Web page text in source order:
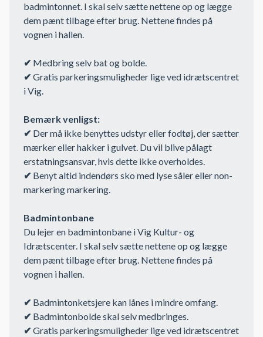
badmintonnet. I skal selv sætte nettene op og lægge
dem pænt tilbage efter brug. Nettene findes på
vognen i hallen.
✔ Medbring selv bat og bolde.
✔ Gratis parkeringsmuligheder lige ved idrætscentret
i Vig.
Bemærk venligst:
✔ Der må ikke benyttes udstyr eller fodtøj, der sætter
mærker eller hakker i gulvet. Du vil blive pålagt
erstatningsansvar, hvis dette ikke overholdes.
✔ Benyt altid indendørs sko med lyse såler eller non-
markering markering.
Badmintonbane
Du lejer en badmintonbane i Vig Kultur- og
Idrætscenter. I skal selv sætte nettene op og lægge
dem pænt tilbage efter brug. Nettene findes på
vognen i hallen.
✔ Badmintonketsjere kan lånes i mindre omfang.
✔ Badmintonbolde skal selv medbringes.
✔ Gratis parkeringsmuligheder lige ved idrætscentret